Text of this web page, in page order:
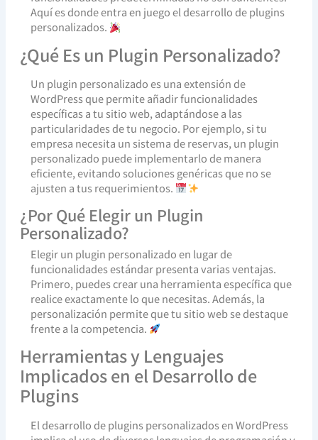
Aquí es donde entra en juego el desarrollo de plugins
personalizados.
¿Qué Es un Plugin Personalizado?
Un plugin personalizado es una extensión de
WordPress que permite añadir funcionalidades
específicas a tu sitio web, adaptándose a las
particularidades de tu negocio. Por ejemplo, si tu
empresa necesita un sistema de reservas, un plugin
personalizado puede implementarlo de manera
eficiente, evitando soluciones genéricas que no se
ajusten a tus requerimientos.
¿Por Qué Elegir un Plugin
Personalizado?
Elegir un plugin personalizado en lugar de
funcionalidades estándar presenta varias ventajas.
Primero, puedes crear una herramienta específica que
realice exactamente lo que necesitas. Además, la
personalización permite que tu sitio web se destaque
frente a la competencia.
Herramientas y Lenguajes
Implicados en el Desarrollo de
Plugins
El desarrollo de plugins personalizados en WordPress